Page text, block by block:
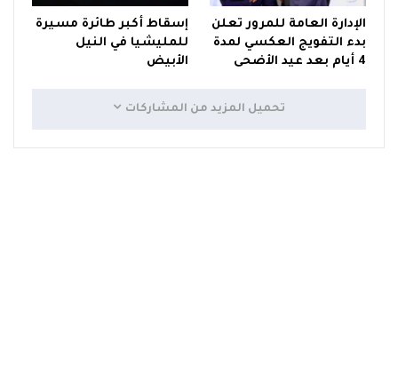
الإدارة العامة للمرور تعلن
بدء التفويج العكسي لمدة
4 أيام بعد عيد الأضحى
إسقاط أكبر طائرة مسيرة
للمليشيا في النيل
الأبيض
تحميل المزيد من المشاركات